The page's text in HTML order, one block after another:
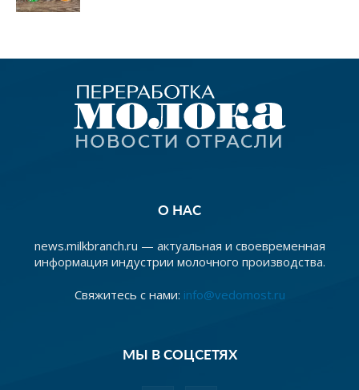
О НАС
news.milkbranch.ru — актуальная и своевременная
информация индустрии молочного производства.
Свяжитесь с нами: info@vedomost.ru
МЫ В СОЦСЕТЯХ